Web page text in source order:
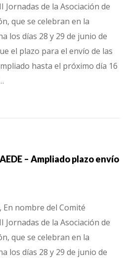
Jornadas de la Asociación de
que se celebran en la
los días 28 y 29 de junio de
el plazo para el envío de las
hasta el próximo día 16
– Ampliado plazo envío
nombre del Comité
Jornadas de la Asociación de
que se celebran en la
los días 28 y 29 de junio de